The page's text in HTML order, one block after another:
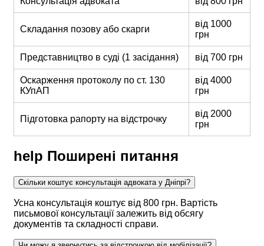
Складання позову або скарги
від 1000
грн
Представництво в суді (1 засідання) від 700 грн
Оскарження протоколу по ст. 130
КУпАП
від 4000
грн
Підготовка рапорту на відстрочку
від 2000
грн
help Поширені питання
Скільки коштує консультація адвоката у Дніпрі?
Усна консультація коштує від 800 грн. Вартість
письмової консультації залежить від обсягу
документів та складності справи.